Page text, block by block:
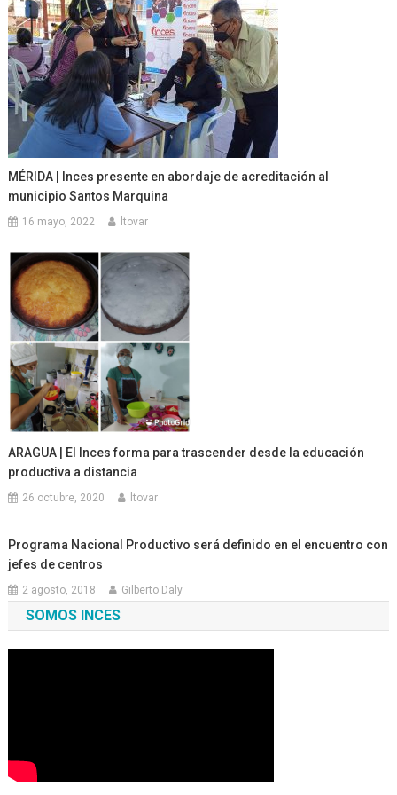
MÉRIDA | Inces presente en abordaje de acreditación al
municipio Santos Marquina
16 mayo, 2022 ltovar
ARAGUA | El Inces forma para trascender desde la educación
productiva a distancia
26 octubre, 2020 ltovar
Programa Nacional Productivo será definido en el encuentro con
jefes de centros
2 agosto, 2018 Gilberto Daly
SOMOS INCES